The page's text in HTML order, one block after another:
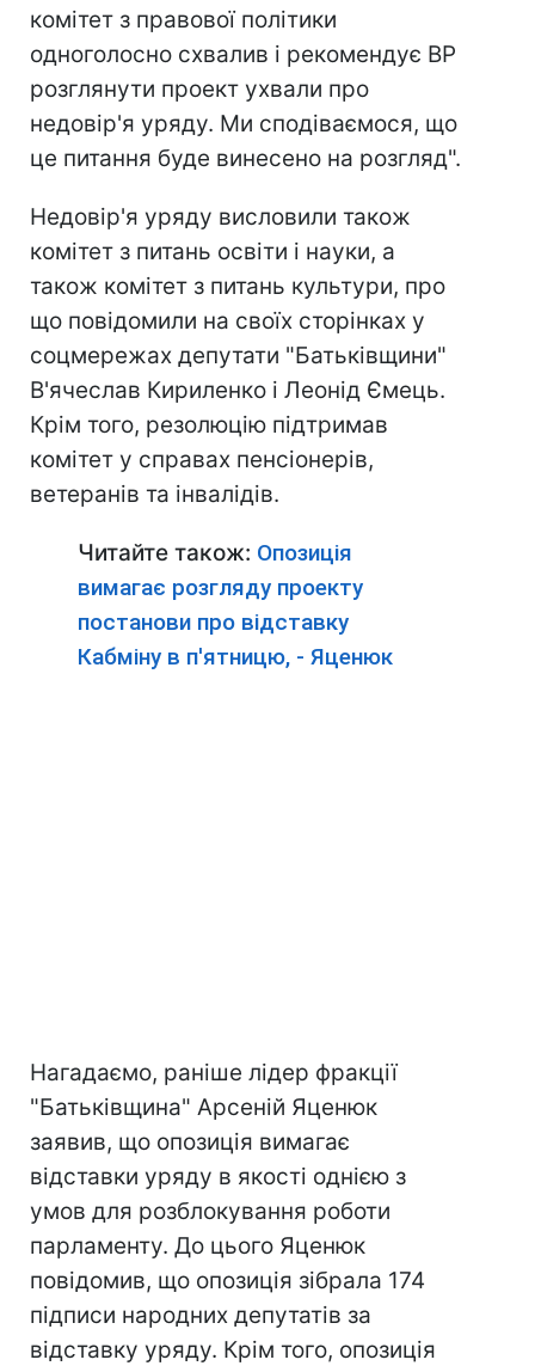
комітет з правової політики
одноголосно схвалив і рекомендує ВР
розглянути проект ухвали про
недовір'я уряду. Ми сподіваємося, що
це питання буде винесено на розгляд".
Недовір'я уряду висловили також
комітет з питань освіти і науки, а
також комітет з питань культури, про
що повідомили на своїх сторінках у
соцмережах депутати "Батьківщини"
В'ячеслав Кириленко і Леонід Ємець.
Крім того, резолюцію підтримав
комітет у справах пенсіонерів,
ветеранів та інвалідів.
Читайте також: Опозиція
вимагає розгляду проекту
постанови про відставку
Кабміну в п'ятницю, - Яценюк
Нагадаємо, раніше лідер фракції
"Батьківщина" Арсеній Яценюк
заявив, що опозиція вимагає
відставки уряду в якості однією з
умов для розблокування роботи
парламенту. До цього Яценюк
повідомив, що опозиція зібрала 174
підписи народних депутатів за
відставку уряду. Крім того, опозиція